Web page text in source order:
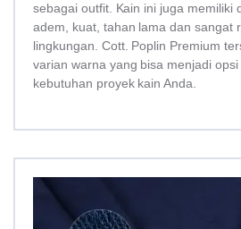
sebagai outfit. Kain ini juga memiliki
adem, kuat, tahan lama dan sangat
lingkungan. Cott. Poplin Premium
varian warna yang bisa menjadi
kebutuhan proyek kain Anda.